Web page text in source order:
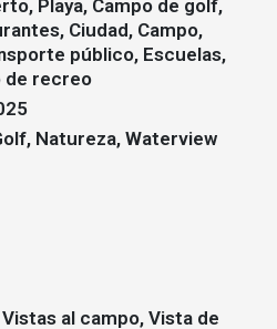
Ciudad, Campo,
público, Escuelas,
de recreo
Natureza, Waterview